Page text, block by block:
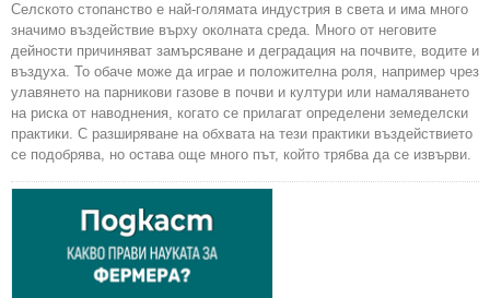
Селското стопанство е най-голямата индустрия в света и има много
значимо въздействие върху околната среда. Много от неговите
дейности причиняват замърсяване и деградация на почвите, водите и
въздуха. То обаче може да играе и положителна роля, например чрез
улавянето на парникови газове в почви и култури или намаляването
на риска от наводнения, когато се прилагат определени земеделски
практики. С разширяване на обхвата на тези практики въздействието
се подобрява, но остава още много път, който трябва да се извърви.